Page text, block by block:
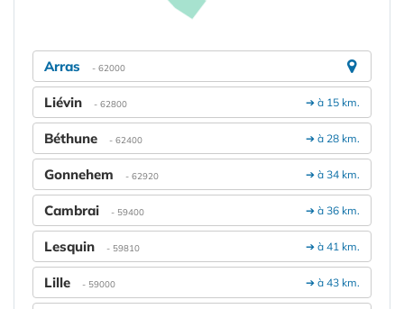
Arras - 62000
➔ à 15 km.
Liévin - 62800
➔ à 28 km.
Béthune - 62400
➔ à 34 km.
Gonnehem - 62920
➔ à 36 km.
Cambrai - 59400
➔ à 41 km.
Lesquin - 59810
➔ à 43 km.
Lille - 59000